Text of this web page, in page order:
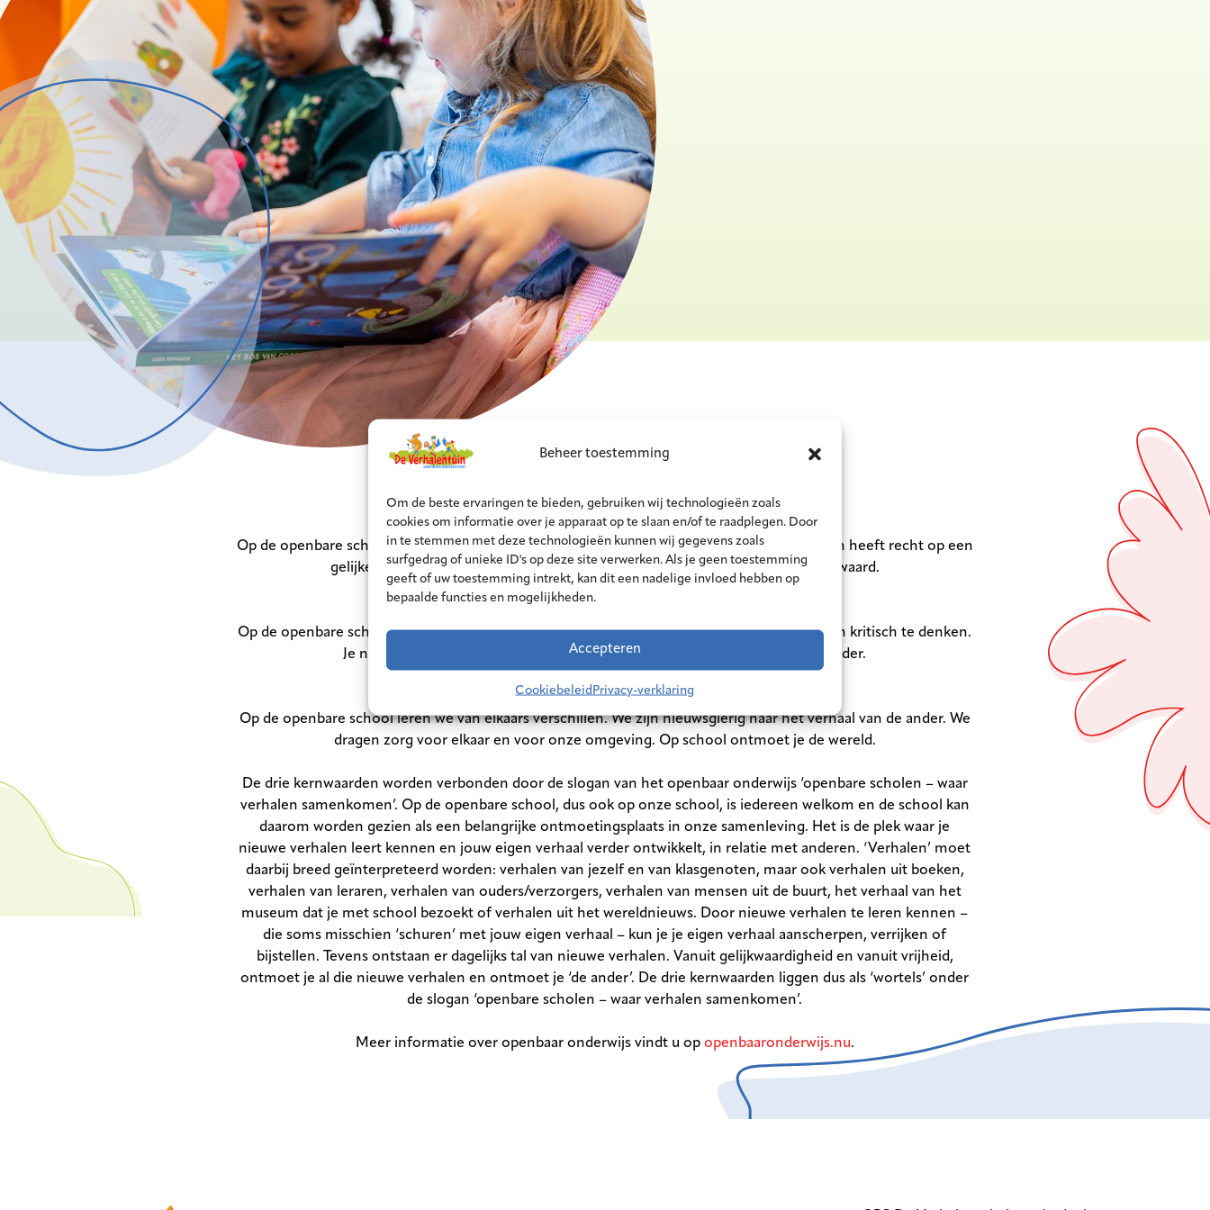
Beheer toestemming
Om de beste ervaringen te bieden, gebruiken wij technologieën zoals
cookies om informatie over je apparaat op te slaan en/of te raadplegen. Door
in te stemmen met deze technologieën kunnen wij gegevens zoals
surfgedrag of unieke ID's op deze site verwerken. Als je geen toestemming
geeft of uw toestemming intrekt, kan dit een nadelige invloed hebben op
bepaalde functies en mogelijkheden.
Accepteren
Cookiebeleid Privacy-verklaring
Gelijkwaardigheid
Op de openbare school is iedereen welkom. Hoeveel we ook van elkaar verschillen, iedereen heeft recht op een
gelijke behandeling, een gelijke stem en gelijke kansen. Iedereen is evenveel waard.
Op de openbare school kun je jezelf zijn en je eigen stem laten horen. Je leert zelfstandig en kritisch te denken.
Je neemt verantwoordelijkheid en houdt rekening met de vrijheid van de ander.
Ontmoeting
Op de openbare school leren we van elkaars verschillen. We zijn nieuwsgierig naar het verhaal van de ander. We
dragen zorg voor elkaar en voor onze omgeving. Op school ontmoet je de wereld.
De drie kernwaarden worden verbonden door de slogan van het openbaar onderwijs ‘openbare scholen – waar
verhalen samenkomen’. Op de openbare school, dus ook op onze school, is iedereen welkom en de school kan
daarom worden gezien als een belangrijke ontmoetingsplaats in onze samenleving. Het is de plek waar je
nieuwe verhalen leert kennen en jouw eigen verhaal verder ontwikkelt, in relatie met anderen. ‘Verhalen’ moet
daarbij breed geïnterpreteerd worden: verhalen van jezelf en van klasgenoten, maar ook verhalen uit boeken,
verhalen van leraren, verhalen van ouders/verzorgers, verhalen van mensen uit de buurt, het verhaal van het
museum dat je met school bezoekt of verhalen uit het wereldnieuws. Door nieuwe verhalen te leren kennen –
die soms misschien ‘schuren’ met jouw eigen verhaal – kun je je eigen verhaal aanscherpen, verrijken of
bijstellen. Tevens ontstaan er dagelijks tal van nieuwe verhalen. Vanuit gelijkwaardigheid en vanuit vrijheid,
ontmoet je al die nieuwe verhalen en ontmoet je ‘de ander’. De drie kernwaarden liggen dus als ‘wortels’ onder
de slogan ‘openbare scholen – waar verhalen samenkomen’.
Meer informatie over openbaar onderwijs vindt u op openbaaronderwijs.nu.